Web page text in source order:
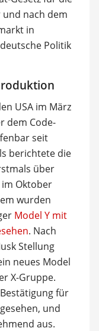
nach dem
in
Politik
USA im März
dem Code-
seit
berichtete die
über
im Oktober
wurden
Model Y mit
. Nach
Stellung
neues Model
X-Gruppe.
für
und
aus.